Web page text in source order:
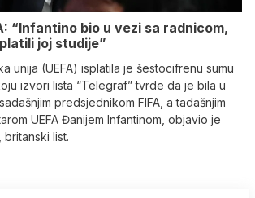
“Infantino bio u vezi sa radnicom,
joj studije”
unija (UEFA) isplatila je šestocifrenu sumu
izvori lista “Telegraf” tvrde da je bila u
predsjednikom FIFA, a tadašnjim
UEFA Đanijem Infantinom, objavio je
list.